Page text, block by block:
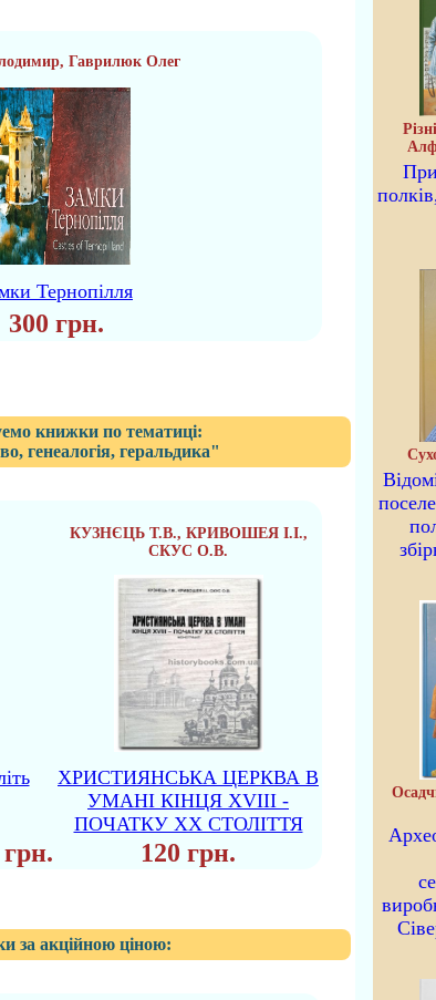
Гаврилюк Олег
Тернопілля
300 грн.
книжки по тематиці:
генеалогія, геральдика"
КУЗНЄЦЬ Т.В., КРИВОШЕЯ І.І.,
СКУС О.В.
ХРИСТИЯНСЬКА ЦЕРКВА В
УМАНІ КІНЦЯ XVIII -
ПОЧАТКУ XX СТОЛІТТЯ
120 грн.
за акційною ціною: